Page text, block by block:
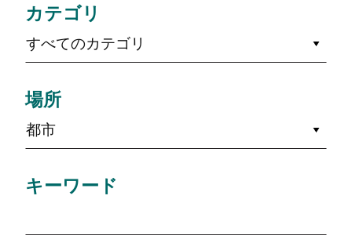
カテゴリ
すべてのカテゴリ
場所
都市
キーワード